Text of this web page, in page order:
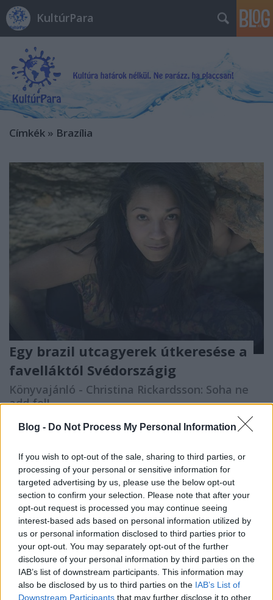
Blog - Do Not Process My Personal Information
If you wish to opt-out of the sale, sharing to third parties, or
processing of your personal or sensitive information for
targeted advertising by us, please use the below opt-out
section to confirm your selection. Please note that after your
opt-out request is processed you may continue seeing
interest-based ads based on personal information utilized by
us or personal information disclosed to third parties prior to
your opt-out. You may separately opt-out of the further
disclosure of your personal information by third parties on the
IAB’s list of downstream participants. This information may
also be disclosed by us to third parties on the IAB’s List of
Downstream Participants that may further disclose it to other
KultúrPara
Címkék » Brazília
Egy brazil utcagyerek útkeresése a
favelláktól Svédországig
Könyvajánló - Christina Rickardsson: Soha ne
add fel!
Egy megrendítő életút egy tragikus gyerekkorról,egy
fiatal lányról, akinek újra meg kellett tanulniabízni
az emberekben és szeretni. Christina Rickardsson,
születési nevén Christiana Mara Coelho ebben a
kötetben meséli el, hogy milyen volt Brazília
nyomornegyedeiben felnőni, majd miként került…